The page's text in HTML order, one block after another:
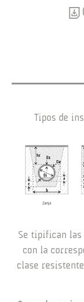
Tipos de
Se tipifican las
con la
clase